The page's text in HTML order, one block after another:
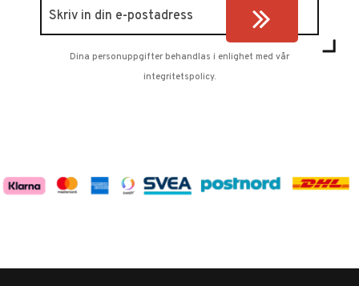
Dina personuppgifter behandlas i enlighet med vår
integritetspolicy.